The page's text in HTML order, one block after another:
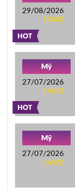
HOT
29/08/2026
10h00
HOT
Mỹ
27/07/2026
16h10
Mỹ
27/07/2026
16h22